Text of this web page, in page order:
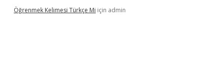
Öğrenmek Kelimesi Türkçe Mi için admin